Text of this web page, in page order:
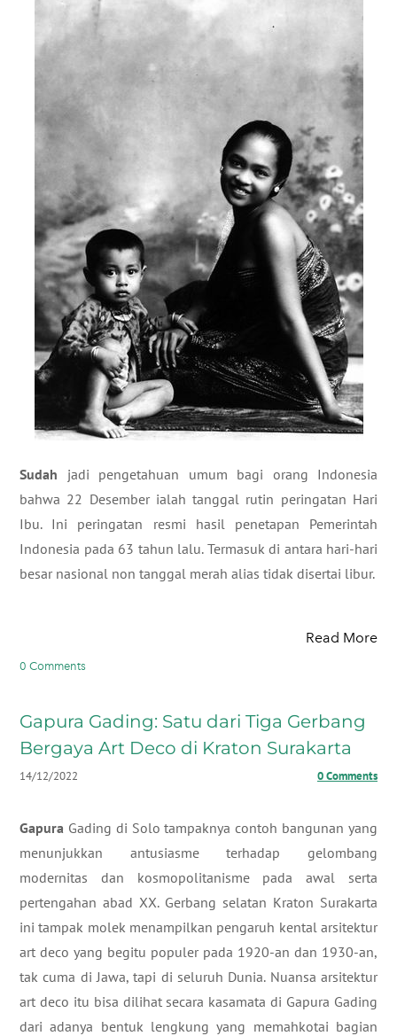
Sudah jadi pengetahuan umum bagi orang Indonesia
bahwa 22 Desember ialah tanggal rutin peringatan Hari
Ibu. Ini peringatan resmi hasil penetapan Pemerintah
Indonesia pada 63 tahun lalu. Termasuk di antara hari-hari
besar nasional non tanggal merah alias tidak disertai libur.
Read More
0 Comments
Gapura Gading: Satu dari Tiga Gerbang
Bergaya Art Deco di Kraton Surakarta
14/12/2022 0 Comments
Gapura Gading di Solo tampaknya contoh bangunan yang
menunjukkan antusiasme terhadap gelombang
modernitas dan kosmopolitanisme pada awal serta
pertengahan abad XX. Gerbang selatan Kraton Surakarta
ini tampak molek menampilkan pengaruh kental arsitektur
art deco yang begitu populer pada 1920-an dan 1930-an,
tak cuma di Jawa, tapi di seluruh Dunia. Nuansa arsitektur
art deco itu bisa dilihat secara kasamata di Gapura Gading
dari adanya bentuk lengkung yang memahkotai bagian